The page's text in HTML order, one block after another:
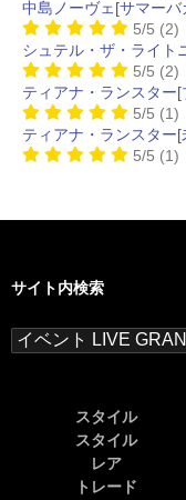
中島ノーヴェ[サマー
5/5 (2)
シュテル・ザ・ライト
5/5 (2)
ティアナ・ランスター
5/5 (1)
ティアナ・ランスター
5/5 (1)
サイト内検索
検
索:
スタイル
スタイル
レア
トレード